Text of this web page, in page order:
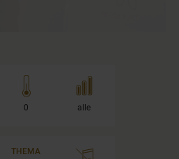
0 alle
THEMA